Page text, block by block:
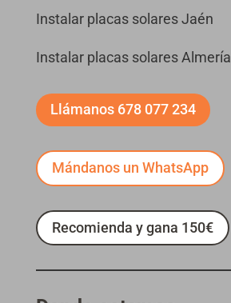
Instalar placas solares Jaén
Instalar placas solares Almería
Llámanos 678 077 234
Mándanos un WhatsApp
Recomienda y gana 150€